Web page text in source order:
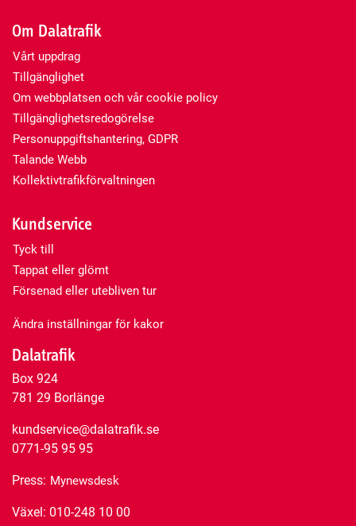
Om Dalatrafik
Vårt uppdrag
Tillgänglighet
Om webbplatsen och vår cookie policy
Tillgänglighetsredogörelse
Personuppgiftshantering, GDPR
Talande Webb
Kollektivtrafikförvaltningen
Kundservice
Tyck till
Tappat eller glömt
Försenad eller utebliven tur
Ändra inställningar för kakor
Dalatrafik
Box 924
781 29 Borlänge
kundservice@dalatrafik.se
0771-95 95 95
Press: Mynewsdesk
Växel: 010-248 10 00